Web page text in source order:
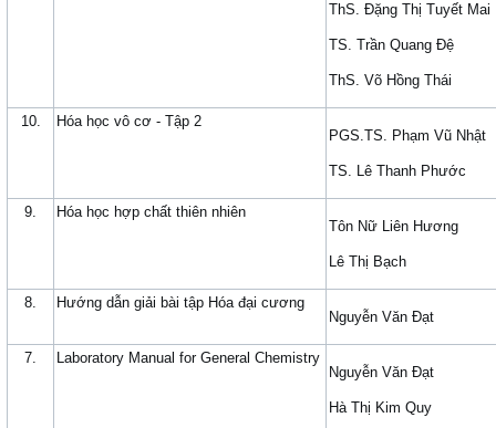
ThS. Đặng Thị Tuyết Mai
TS. Trần Quang Đệ
ThS. Võ Hồng Thái
10.
Hóa học vô cơ - Tập 2
PGS.TS. Phạm Vũ Nhật
TS. Lê Thanh Phước
9.
Hóa học hợp chất thiên nhiên
Tôn Nữ Liên Hương
Lê Thị Bạch
8.
Hướng dẫn giải bài tập Hóa đại cương
Nguyễn Văn Đạt
7.
Laboratory Manual for General Chemistry
Nguyễn Văn Đạt
Hà Thị Kim Quy